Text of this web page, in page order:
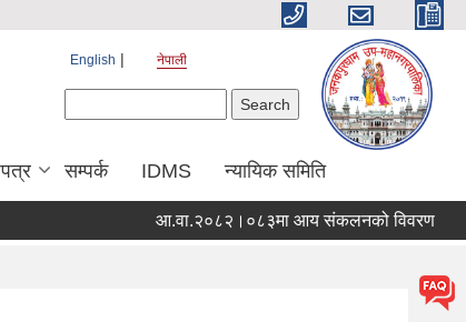
English नेपाली
सम्पर्क IDMS न्यायिक समिति
आ.वा.२०८२।०८३मा आय संकलनको विवरण